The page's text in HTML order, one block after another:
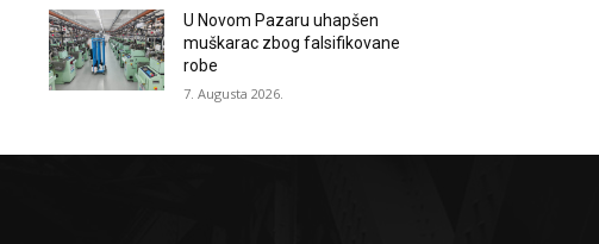
U Novom Pazaru uhapšen
muškarac zbog falsifikovane
robe
7. Augusta 2026.